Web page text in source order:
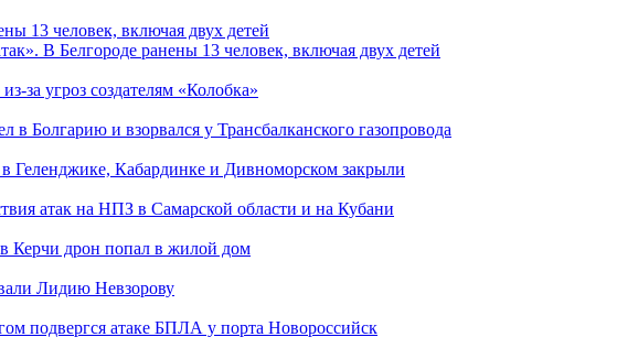
13 человек, включая двух детей
В Белгороде ранены 13 человек, включая двух детей
за угроз создателям «Колобка»
Болгарию и взорвался у Трансбалканского газопровода
Геленджике, Кабардинке и Дивноморском закрыли
атак на НПЗ в Самарской области и на Кубани
Керчи дрон попал в жилой дом
Лидию Невзорову
подвергся атаке БПЛА у порта Новороссийск